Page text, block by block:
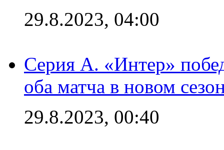
29.8.2023, 04:00
Серия А. «Интер»
оба матча в новом
29.8.2023, 00:40